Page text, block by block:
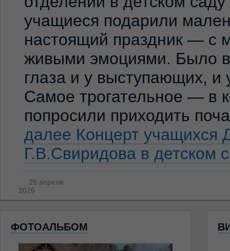
учащиеся подарили
настоящий праздник — с
живыми эмоциями. Было
глаза и у выступающих,
Самое трогательное — в
попросили приходить
далее Концерт
Г.В.Свиридова в детском
25 апреля
2026
ФОТОАЛЬБОМ